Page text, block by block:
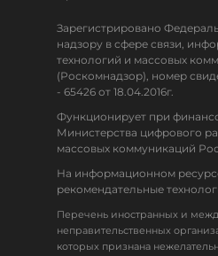
Зарегистрировано
надзору в сфере связи,
технологий и массовых
(Роскомнадзор), номер
- 65426 от 18.04.2016г.
Функционирует при
Министерства цифрового
массовых коммуникаций
На информационном
рекомендательные
Перечень иностранных и
неправительственных
которых признана